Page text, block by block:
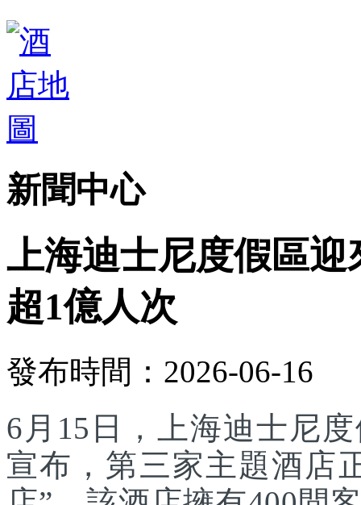
新聞中心
上海迪士尼度假區
超1億人次
發布時間：2026-06-16
6月15日，上海迪士尼
宣布，第三家主題酒店